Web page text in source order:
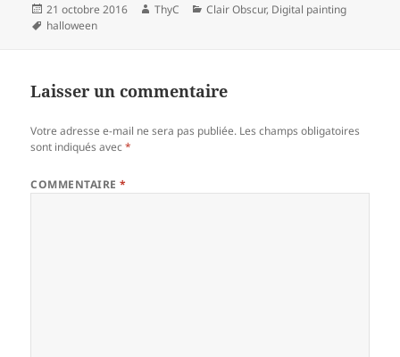
Publié
le
21 octobre 2016 Auteur
ThyC Catégories
Clair Obscur, Digital painting
Mots-
halloween
Laisser un commentaire
Votre adresse e-mail ne sera pas publiée. Les champs obligatoires
sont indiqués avec*
COMMENTAIRE*